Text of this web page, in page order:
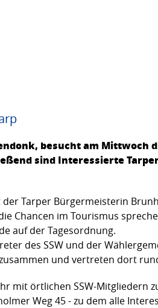
besucht am Mittwoch
sind Interessierte
Tarper Bürgermeisterin
Chancen im Tourismus
auf der Tagesordnung.
des SSW und der
und vertreten dort
mit örtlichen SSW-Mitgliedern
Weg 45 - zu dem alle